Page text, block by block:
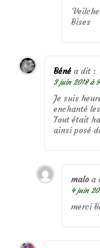
Bises
Béné a dit :
3 juin 2018 à
Je suis
enchanté
Tout était
ainsi posé
malo a
4 juin
merci